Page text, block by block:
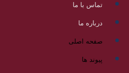
تماس با ما
درباره ما
صفحه اصلی
پیوند ها